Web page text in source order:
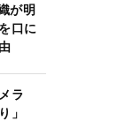
が明
口に
ラ
」